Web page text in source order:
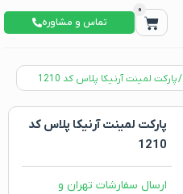
0
تماس و مشاوره
/ پارکت لمینت آرنیکا پلاس کد 1210
پارکت لمینت آرنیکا پلاس کد
1210
ارسال سفارشات تهران و